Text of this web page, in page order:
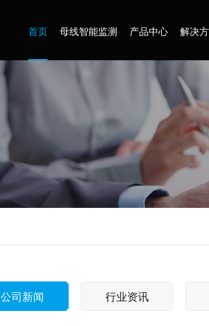
首页 母线智能监测 产品中心 解决
公司新闻 行业资讯